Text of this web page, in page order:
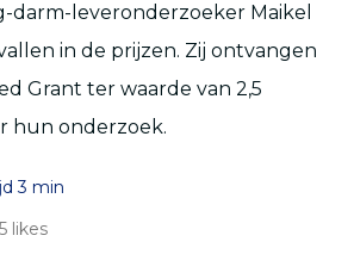
darm-leveronderzoeker Maikel
in de prijzen. Zij ontvangen
Grant ter waarde van 2,5
hun onderzoek.
3 min
likes